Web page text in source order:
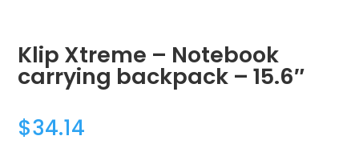
Klip Xtreme – Notebook
carrying backpack – 15.6″
$34.14